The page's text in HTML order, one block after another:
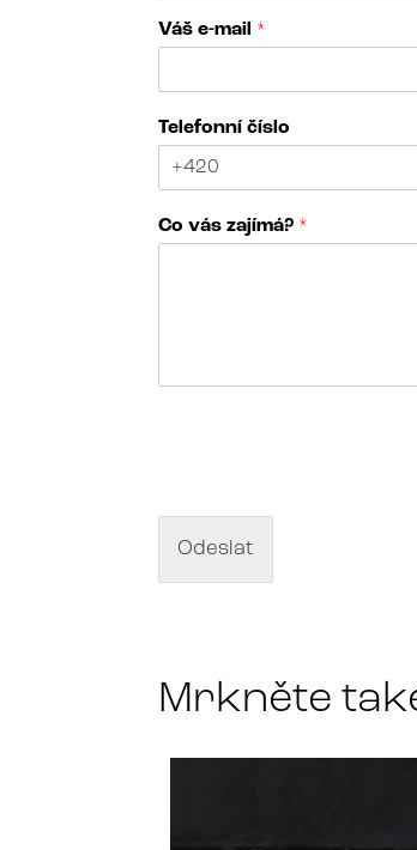
Váš e-mail *
Telefonní číslo
z
C
Co vás zajímá? *
v
l
Odeslat
Mrkněte